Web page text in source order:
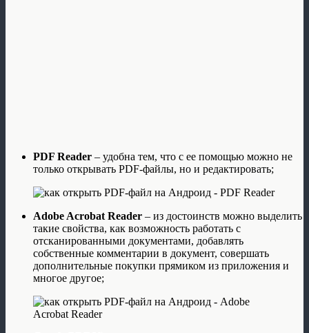
PDF Reader – удобна тем, что с ее помощью можно не
только открывать PDF-файлы, но и редактировать;
Adobe Acrobat Reader – из достоинств можно выделить
такие свойства, как возможность работать с
отсканированными документами, добавлять
собственные комментарии в документ, совершать
дополнительные покупки прямиком из приложения и
многое другое;